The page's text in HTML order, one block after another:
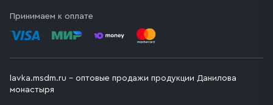
Принимаем к оплате
lavka.msdm.ru – оптовые продажи продукции Данилова
монастыря